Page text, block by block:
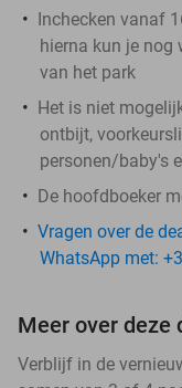
Inchecken vanaf
hierna kun je nog
van het park
Het is niet
ontbijt,
personen/baby's
De hoofdboeker
Vragen over de
WhatsApp met:
Meer over deze
Verblijf in de